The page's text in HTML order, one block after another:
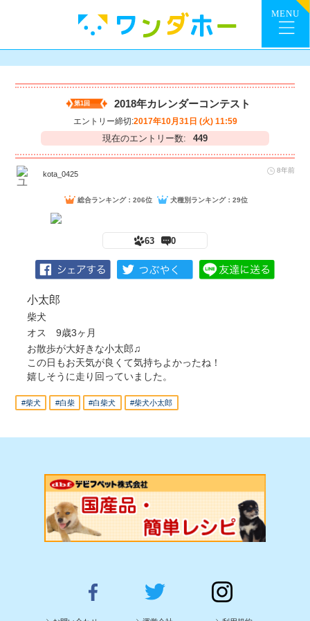
第1回 2018年カレンダーコンテスト
エントリー締切:2017年10月31日 (火) 11:59
現在のエントリー数: 449
kota_0425 8年前
総合ランキング：206位 犬種別ランキング：29位
63 0
小太郎
柴犬
オス 9歳3ヶ月
お散歩が大好きな小太郎♫
この日もお天気が良くて気持ちよかったね！
嬉しそうに走り回っていました。
#柴犬 #白柴 #白柴犬 #柴犬小太郎